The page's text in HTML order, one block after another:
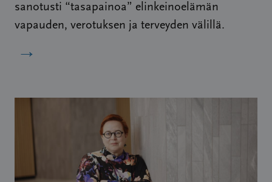
sanotusti “tasapainoa” elinkeinoelämän
vapauden, verotuksen ja terveyden välillä.
→